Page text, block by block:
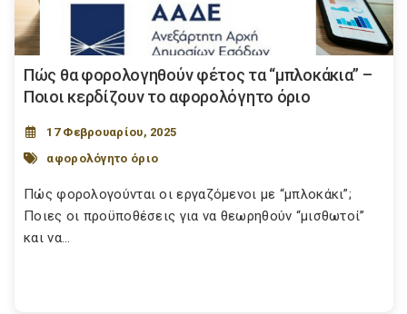
Πώς θα φορολογηθούν φέτος τα “μπλοκάκια” –
Ποιοι κερδίζουν το αφορολόγητο όριο
17 Φεβρουαρίου, 2025
αφορολόγητο όριο
Πώς φορολογούνται οι εργαζόμενοι με “μπλοκάκι”;
Ποιες οι προϋποθέσεις για να θεωρηθούν “μισθωτοί”
και να...